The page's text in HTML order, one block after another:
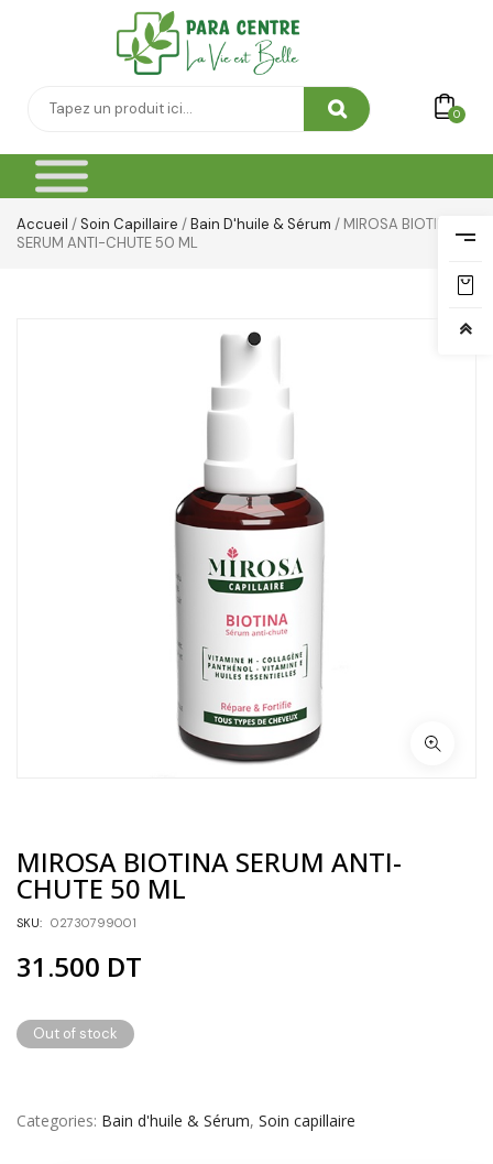
0
Accueil /Soin Capillaire /Bain D'huile & Sérum / MIROSA BIOTINA
SERUM ANTI-CHUTE 50 ML
MIROSA BIOTINA SERUM ANTI-
CHUTE 50 ML
SKU: 02730799001
31.500 DT
Out of stock
Categories Bain d'huile & Sérum, Soin capillaire
Thé & Tisanes